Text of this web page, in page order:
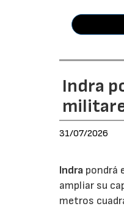
Indra
31/07/2026
Indra pondrá
ampliar su
metros